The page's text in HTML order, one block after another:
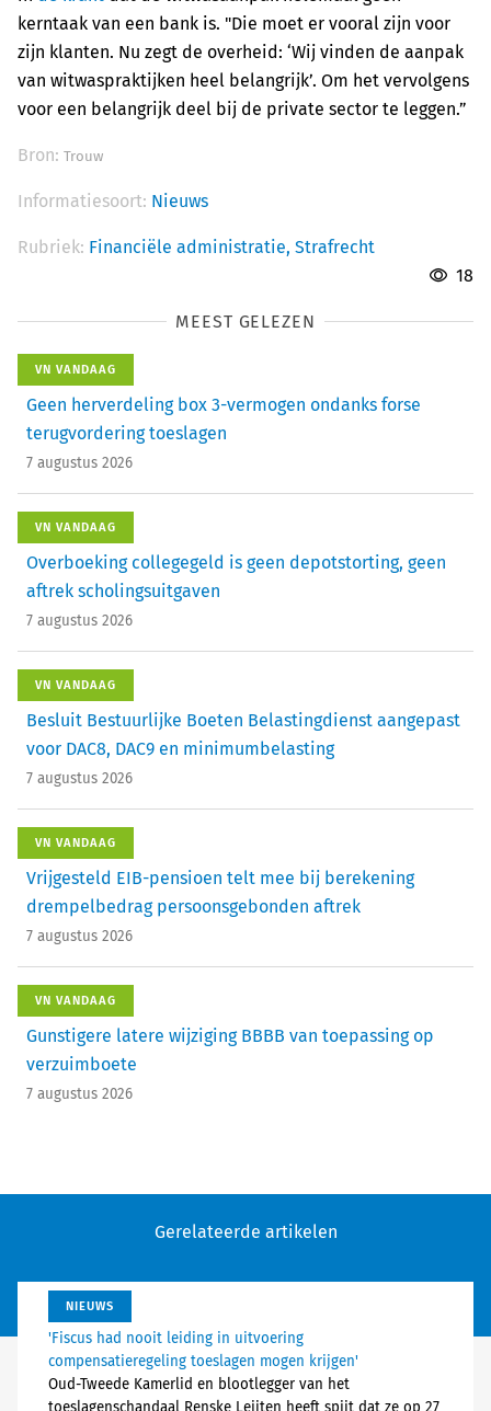
kerntaak van een bank is. "Die moet er vooral zijn voor
zijn klanten. Nu zegt de overheid: ‘Wij vinden de aanpak
van witwaspraktijken heel belangrijk’. Om het vervolgens
voor een belangrijk deel bij de private sector te leggen.”
Bron: Trouw
Informatiesoort: Nieuws
Rubriek: Financiële administratie, Strafrecht
18
MEEST GELEZEN
VN VANDAAG
Geen herverdeling box 3-vermogen ondanks forse
terugvordering toeslagen
7 augustus 2026
VN VANDAAG
Overboeking collegegeld is geen depotstorting, geen
aftrek scholingsuitgaven
7 augustus 2026
VN VANDAAG
Besluit Bestuurlijke Boeten Belastingdienst aangepast
voor DAC8, DAC9 en minimumbelasting
7 augustus 2026
VN VANDAAG
Vrijgesteld EIB-pensioen telt mee bij berekening
drempelbedrag persoonsgebonden aftrek
7 augustus 2026
VN VANDAAG
Gunstigere latere wijziging BBBB van toepassing op
verzuimboete
7 augustus 2026
Gerelateerde artikelen
NIEUWS
'Fiscus had nooit leiding in uitvoering
compensatieregeling toeslagen mogen krijgen'
Oud-Tweede Kamerlid en blootlegger van het